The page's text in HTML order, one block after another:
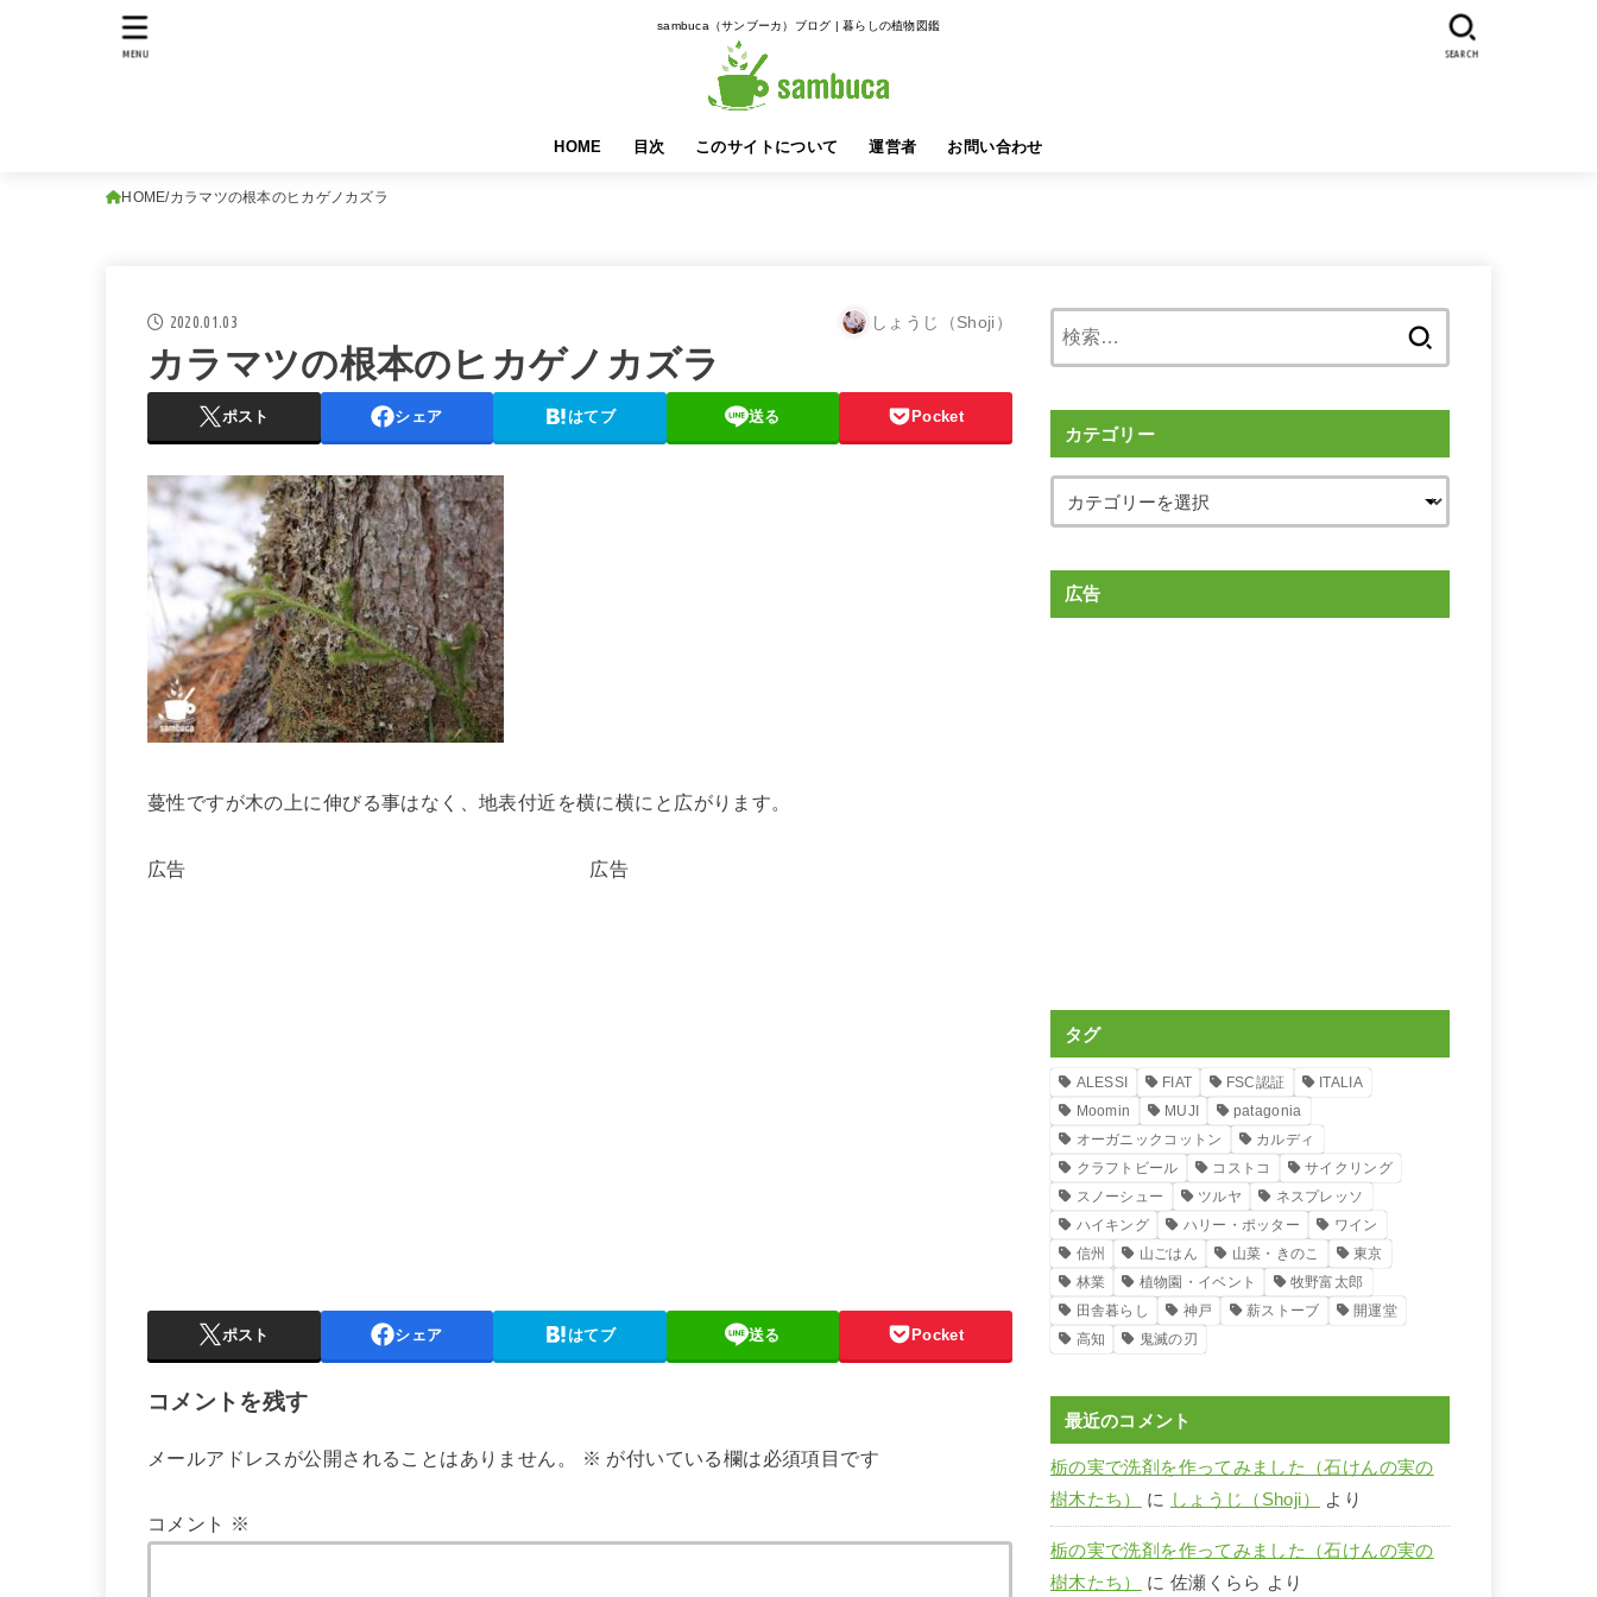
sambuca（サンブーカ）ブログ | 暮らしの植物図鑑
HOME 目次 このサイトについて 運営者 お問い合わせ
SEARCH
MENU
HOME カラマツの根本のヒカゲノカズラ
2020.01.03 しょうじ（Shoji）
カラマツの根本のヒカゲノカズラ
ポスト シェア はてブ 送る Pocket
蔓性ですが木の上に伸びる事はなく、地表付近を横に横にと広がります。
広告 広告
ポスト シェア はてブ 送る Pocket
コメントを残す
メールアドレスが公開されることはありません。 ※ が付いている欄は必須項目です
コメント ※
カテゴリー
広告
タグ
ALESSI FIAT FSC認証
ITALIA
Moomin
MUJI
patagonia
オーガニックコットン
カルディ
クラフトビール
コストコ
サイクリング
スノーシュー
ツルヤ
ネスプレッソ
ハイキング
ハリー・ポッター
ワイン
信州
山ごはん 山菜・きのこ
東京
林業
植物園・イベント
牧野富太郎
田舎暮らし
神戸 薪ストーブ
開運堂
高知
鬼滅の刃
最近のコメント
栃の実で洗剤を作ってみました（石けんの実の
樹木たち）
に しょうじ（Shoji） より
栃の実で洗剤を作ってみました（石けんの実の
樹木たち）
に 佐瀬くらら より